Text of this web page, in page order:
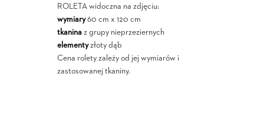
ROLETA widoczna na zdjęciu:
wymiary60 cm x 120 cm
tkaninaz grupy nieprzeziernych
elementyzłoty dąb
Cena rolety zależy od jej wymiarów i
zastosowanej tkaniny.